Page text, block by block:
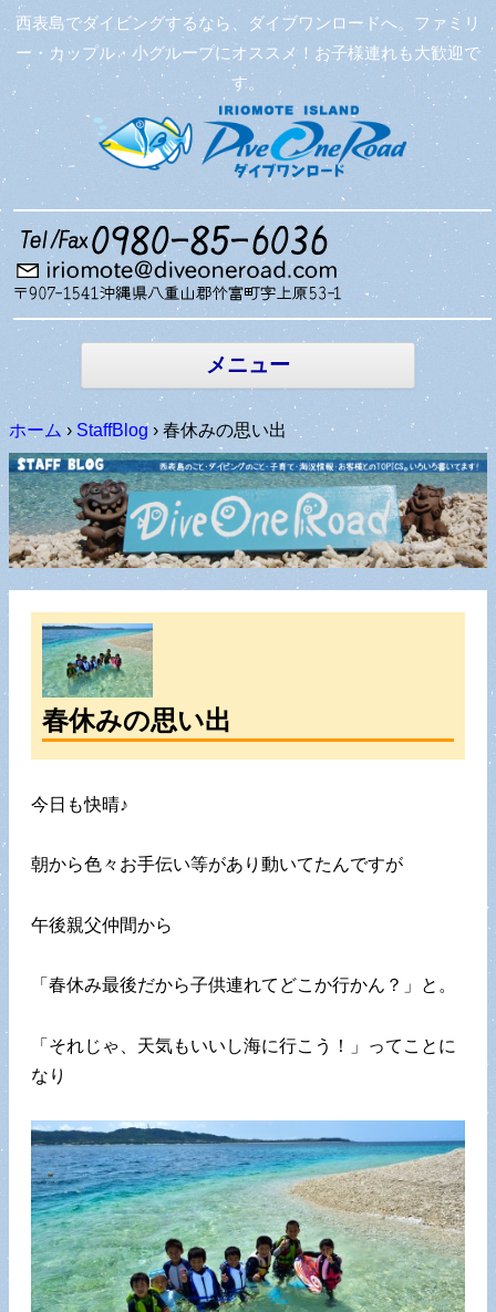
西表島でダイビングするなら、ダイブワンロードへ。ファミリ
ー・カップル・小グループにオススメ！お子様連れも大歓迎で
す。
メニュー
コンテン
ホーム › StaffBlog › 春休みの思い出
春休みの思い出
今日も快晴♪
朝から色々お手伝い等があり動いてたんですが
午後親父仲間から
「春休み最後だから子供連れてどこか行かん？」と。
「それじゃ、天気もいいし海に行こう！」ってことに
なり